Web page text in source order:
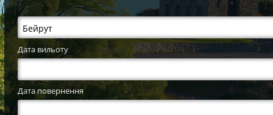
Дата вильоту
Дата повернення